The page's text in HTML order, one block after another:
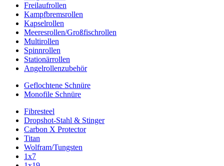
Freilaufrollen
Kampfbremsrollen
Kapselrollen
Meeresrollen/Großfischrollen
Multirollen
Spinnrollen
Stationärrollen
Angelrollenzubehör
Geflochtene Schnüre
Monofile Schnüre
Fibresteel
Dropshot-Stahl & Stinger
Carbon X Protector
Titan
Wolfram/Tungsten
1x7